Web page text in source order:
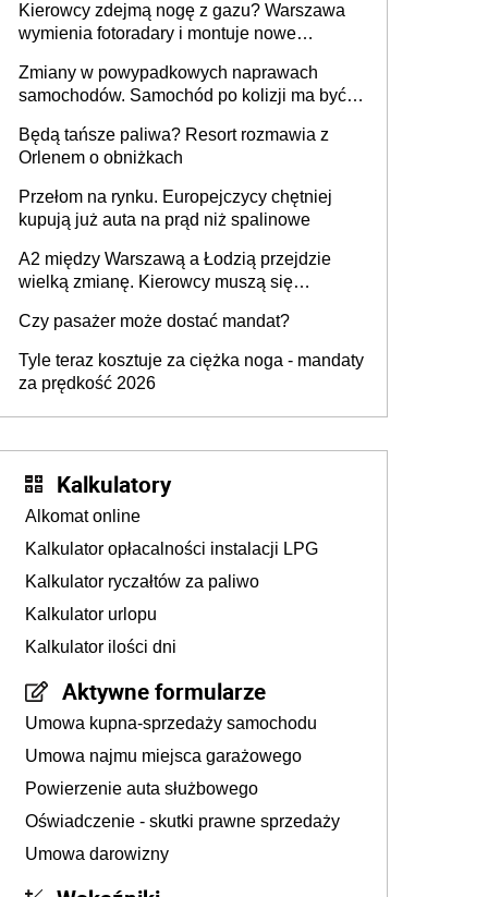
Kierowcy zdejmą nogę z gazu? Warszawa
wymienia fotoradary i montuje nowe
Zmiany w powypadkowych naprawach
samochodów. Samochód po kolizji ma być
technologią producenta
Będą tańsze paliwa? Resort rozmawia z
Orlenem o obniżkach
Przełom na rynku. Europejczycy chętniej
kupują już auta na prąd niż spalinowe
A2 między Warszawą a Łodzią przejdzie
wielką zmianę. Kierowcy muszą się
Czy pasażer może dostać mandat?
Tyle teraz kosztuje za ciężka noga - mandaty
za prędkość 2026
Kalkulatory
Alkomat online
Kalkulator opłacalności instalacji LPG
Kalkulator ryczałtów za paliwo
Kalkulator urlopu
Kalkulator ilości dni
Aktywne formularze
Umowa kupna-sprzedaży samochodu
Umowa najmu miejsca garażowego
Powierzenie auta służbowego
Oświadczenie - skutki prawne sprzedaży
Umowa darowizny